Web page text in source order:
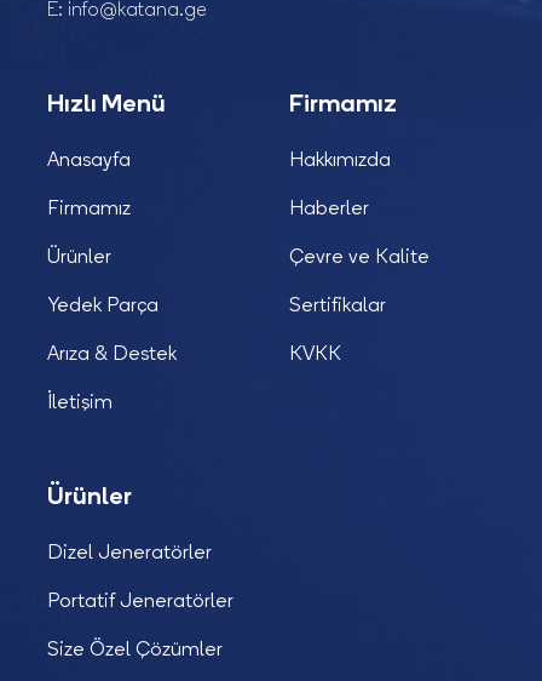
E: info@katana.ge
Hızlı Menü
Anasayfa
Firmamız
Ürünler
Yedek Parça
Arıza & Destek
İletişim
Firmamız
Hakkımızda
Haberler
Çevre ve Kalite
Sertifikalar
KVKK
Ürünler
Dizel Jeneratörler
Portatif Jeneratörler
Size Özel Çözümler